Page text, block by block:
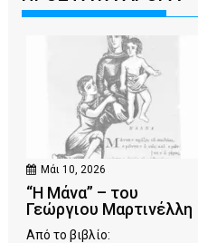
Μάι 10, 2026
“Η Μάνα” – του
Γεώργιου Μαρτινέλλη
Από το βιβλίο: